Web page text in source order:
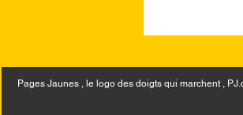
Pages Jaunes , le logo des doigts qui marchent ,